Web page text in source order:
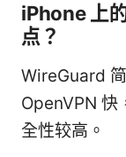
iPhone 上
点？
WireGuard
OpenVPN 快
全性较高。